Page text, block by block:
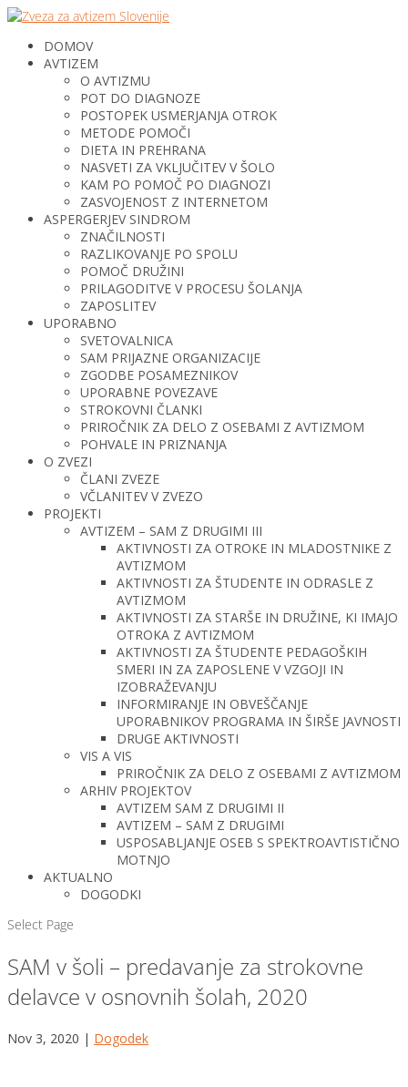
DOMOV
AVTIZEM
O AVTIZMU
POT DO DIAGNOZE
POSTOPEK USMERJANJA OTROK
METODE POMOČI
DIETA IN PREHRANA
NASVETI ZA VKLJUČITEV V ŠOLO
KAM PO POMOČ PO DIAGNOZI
ZASVOJENOST Z INTERNETOM
ASPERGERJEV SINDROM
ZNAČILNOSTI
RAZLIKOVANJE PO SPOLU
POMOČ DRUŽINI
PRILAGODITVE V PROCESU ŠOLANJA
ZAPOSLITEV
UPORABNO
SVETOVALNICA
SAM PRIJAZNE ORGANIZACIJE
ZGODBE POSAMEZNIKOV
UPORABNE POVEZAVE
STROKOVNI ČLANKI
PRIROČNIK ZA DELO Z OSEBAMI Z AVTIZMOM
POHVALE IN PRIZNANJA
O ZVEZI
ČLANI ZVEZE
VČLANITEV V ZVEZO
PROJEKTI
AVTIZEM – SAM Z DRUGIMI III
AKTIVNOSTI ZA OTROKE IN MLADOSTNIKE Z
AVTIZMOM
AKTIVNOSTI ZA ŠTUDENTE IN ODRASLE Z
AVTIZMOM
AKTIVNOSTI ZA STARŠE IN DRUŽINE, KI IMAJO
OTROKA Z AVTIZMOM
AKTIVNOSTI ZA ŠTUDENTE PEDAGOŠKIH
SMERI IN ZA ZAPOSLENE V VZGOJI IN
IZOBRAŽEVANJU
INFORMIRANJE IN OBVEŠČANJE
UPORABNIKOV PROGRAMA IN ŠIRŠE JAVNOSTI
DRUGE AKTIVNOSTI
VIS A VIS
PRIROČNIK ZA DELO Z OSEBAMI Z AVTIZMOM
ARHIV PROJEKTOV
AVTIZEM SAM Z DRUGIMI II
AVTIZEM – SAM Z DRUGIMI
USPOSABLJANJE OSEB S SPEKTROAVTISTIČNO
MOTNJO
AKTUALNO
DOGODKI
Select Page
SAM v šoli – predavanje za strokovne
delavce v osnovnih šolah, 2020
Nov 3, 2020 | Dogodek